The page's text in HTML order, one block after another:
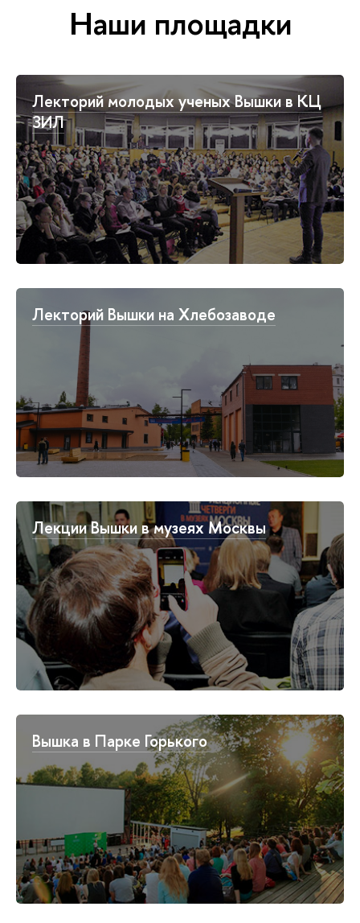
Наши площадки
Лекторий молодых ученых Вышки в КЦ
ЗИЛ
Лекторий Вышки на Хлебозаводе
Лекции Вышки в музеях Москвы
Вышка в Парке Горького